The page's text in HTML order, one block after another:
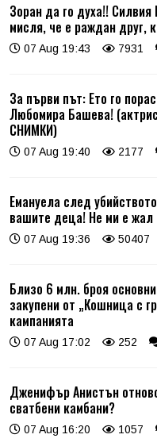
Зоран да го духа!!
мисля, че е раждан друг,
07 Aug 19:43 7931
За първи път: Ето го
Любомира Башева!
СНИМКИ)
07 Aug 19:40 2177
Емануела след
вашите деца! Не ми е
07 Aug 19:36 50407
Близо 6 млн. броя
закупени от „Кошница с
кампанията
07 Aug 17:02 252
Дженифър Анистън
сватбени камбани?
07 Aug 16:20 1057